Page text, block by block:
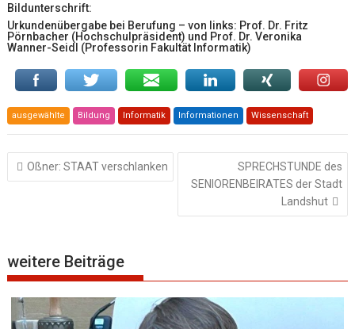
Bildunterschrift:
Urkundenübergabe bei Berufung – von links: Prof. Dr. Fritz
Pörnbacher (Hochschulpräsident) und Prof. Dr. Veronika
Wanner-Seidl (Professorin Fakultät Informatik)
ausgewählte Bildung Informatik Informationen Wissenschaft
Beitragsnavigation
Oßner: STAAT verschlanken
SPRECHSTUNDE des
SENIORENBEIRATES der Stadt
Landshut
weitere Beiträge